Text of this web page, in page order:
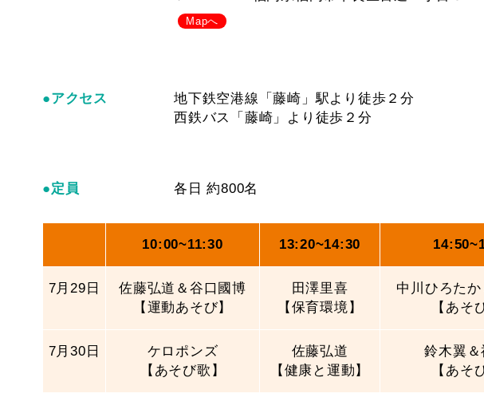
Mapへ
●アクセス
地下鉄空港線「藤崎」駅より徒歩２分
西鉄バス「藤崎」より徒歩２分
●定員 各日 約800名
10:00~11:30 13:20~14:30 14:50~
7月29日
佐藤弘道＆谷口國博
【運動あそび】
田澤里喜
【保育環境】
中川ひろた
【あそ
7月30日
ケロポンズ
【あそび歌】
佐藤弘道
【健康と運動】
鈴木翼＆
【あそ